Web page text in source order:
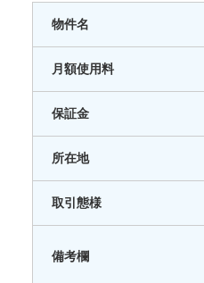
物件名
月額使用料
保証金
所在地
取引態様
備考欄